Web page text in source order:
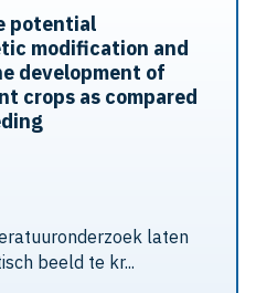
potential
modification and
development of
crops as compared
laten
beeld te kr...